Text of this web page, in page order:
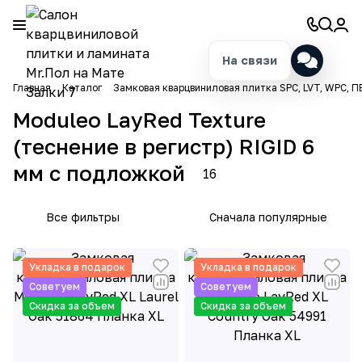
Главная Каталог Замковая кварцвиниловая плитка SPC, LVT, WPC,
Moduleo LayRed Texture
(теснение в регистр) RIGID 6
мм с подложкой
16
Все фильтры Сначала популярные
Укладка в подарок
Советуем
Скидка за объем
Укладка в подарок
Советуем
Скидка за объем
На связи